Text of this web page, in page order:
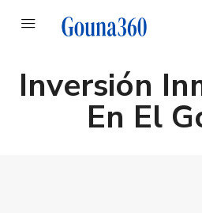
Inversión
En El